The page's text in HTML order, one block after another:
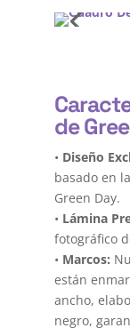
de
• Diseño
basado en
Green Day.
• Lámina
fotográfico
• Marcos:
están
ancho,
negro,